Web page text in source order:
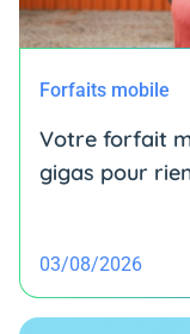
Forfaits mobile
Votre forfait
gigas pour
03/08/2026